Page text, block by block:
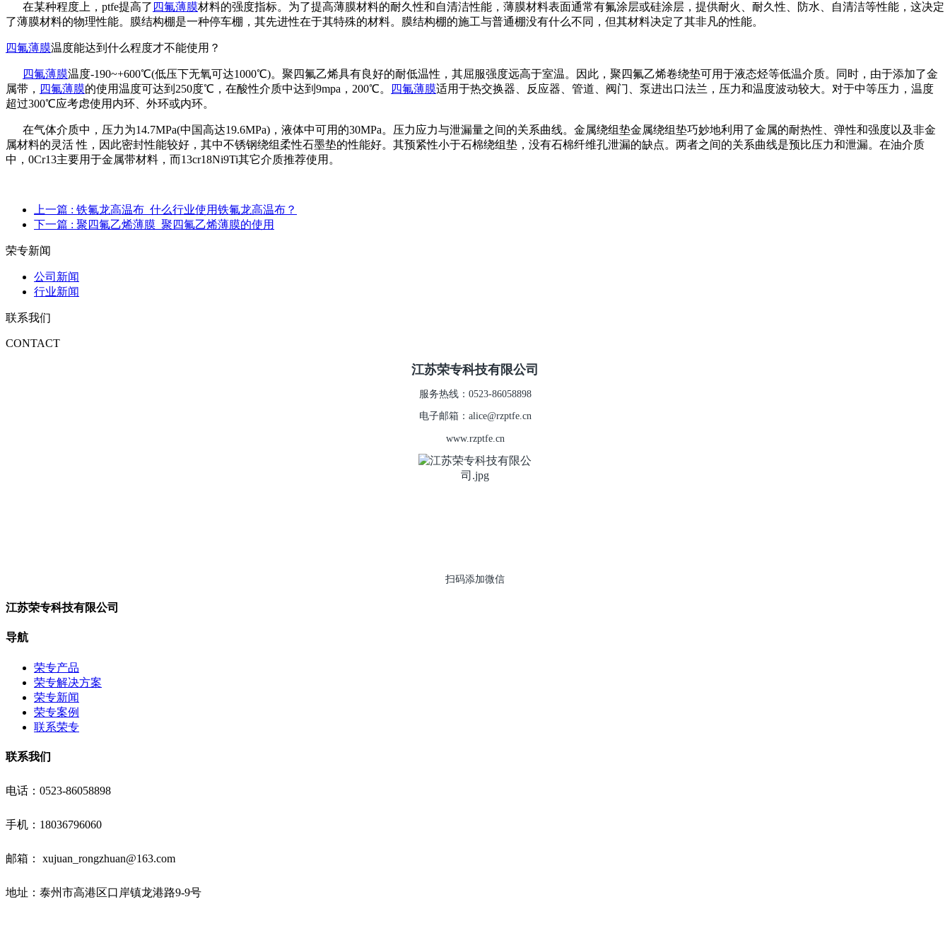
在某种程度上，ptfe提高了 四氟薄膜材料的强度指标。为了提高薄膜材料的耐久性和自清洁性能，薄膜材料表面通常有氟涂层或硅涂层，提供耐火、耐久性、防水、自清洁等性能，这决定
了薄膜材料的物理性能。膜结构棚是一种停车棚，其先进性在于其特殊的材料。膜结构棚的施工与普通棚没有什么不同，但其材料决定了其非凡的性能。
四氟薄膜温度能达到什么程度才不能使用？
四氟薄膜温度-190~+600℃(低压下无氧可达1000℃)。聚四氟乙烯具有良好的耐低温性，其屈服强度远高于室温。因此，聚四氟乙烯卷绕垫可用于液态烃等低温介质。同时，由于添加了金
属带， 四氟薄膜的使用温度可达到250度℃，在酸性介质中达到9mpa，200℃。 四氟薄膜适用于热交换器、反应器、管道、阀门、泵进出口法兰，压力和温度波动较大。对于中等压力，温度
超过300℃应考虑使用内环、外环或内环。
在气体介质中，压力为14.7MPa(中国高达19.6MPa)，液体中可用的30MPa。压力应力与泄漏量之间的关系曲线。金属绕组垫金属绕组垫巧妙地利用了金属的耐热性、弹性和强度以及非金
属材料的灵活 性，因此密封性能较好，其中不锈钢绕组柔性石墨垫的性能好。其预紧性小于石棉绕组垫，没有石棉纤维孔泄漏的缺点。两者之间的关系曲线是预比压力和泄漏。在油介质
中，0Cr13主要用于金属带材料，而13cr18Ni9Ti其它介质推荐使用。
上一篇 : 铁氟龙高温布_什么行业使用铁氟龙高温布？
下一篇 : 聚四氟乙烯薄膜_聚四氟乙烯薄膜的使用
荣专新闻
公司新闻
行业新闻
联系我们
CONTACT
江苏荣专科技有限公司
服务热线：0523-86058898
电子邮箱：alice@rzptfe.cn
www.rzptfe.cn
扫码添加微信
江苏荣专科技有限公司
导航
荣专产品
荣专解决方案
荣专新闻
荣专案例
联系荣专
联系我们
电话：0523-86058898
手机：18036796060
邮箱： xujuan_rongzhuan@163.com
地址：泰州市高港区口岸镇龙港路9-9号